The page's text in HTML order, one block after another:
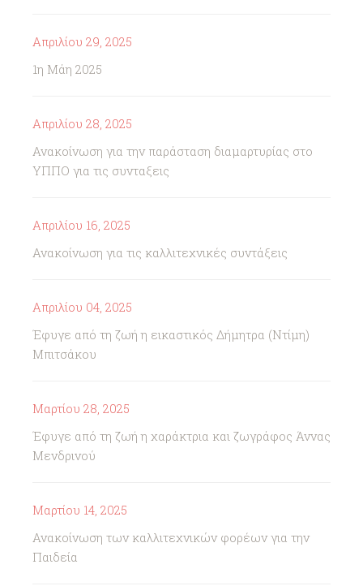
Απριλίου 29, 2025
1η Μάη 2025
Απριλίου 28, 2025
Ανακοίνωση για την παράσταση διαμαρτυρίας στο
ΥΠΠΟ για τις συνταξεις
Απριλίου 16, 2025
Ανακοίνωση για τις καλλιτεχνικές συντάξεις
Απριλίου 04, 2025
Έφυγε από τη ζωή η εικαστικός Δήμητρα (Ντίμη)
Μπιτσάκου
Μαρτίου 28, 2025
Έφυγε από τη ζωή η χαράκτρια και ζωγράφος Άννας
Μενδρινού
Μαρτίου 14, 2025
Ανακοίνωση των καλλιτεχνικών φορέων για την
Παιδεία